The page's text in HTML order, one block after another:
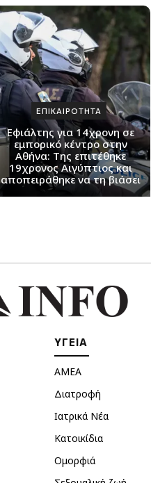
ΕΠΙΚΑΙΡΟΤΗΤΑ
Εφιάλτης για 14χρονη σε
εμπορικό κέντρο στην
Αθήνα: Της επιτέθηκε
19χρονος Αιγύπτιος και
αποπειράθηκε να τη βιάσει
ΥΓΕΙΑ
ΑΜΕΑ
Διατροφή
Ιατρικά Νέα
Κατοικίδια
Ομορφιά